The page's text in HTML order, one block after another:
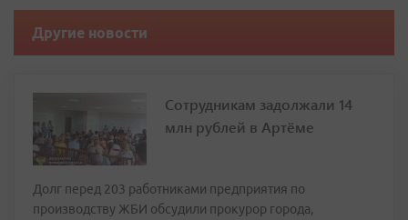
Другие новости
Сотрудникам задолжали 14
млн рублей в Артёме
Долг перед 203 работниками предприятия по
производству ЖБИ обсудили прокурор города,